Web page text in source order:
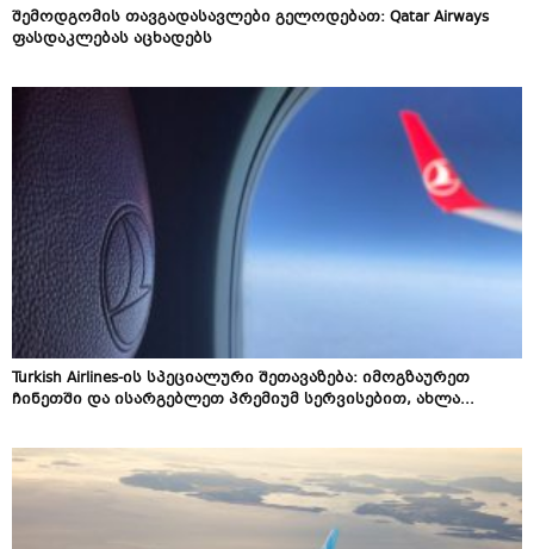
შემოდგომის თავგადასავლები გელოდებათ: Qatar Airways
ფასდაკლებას აცხადებს
Turkish Airlines-ის სპეციალური შეთავაზება: იმოგზაურეთ
ჩინეთში და ისარგებლეთ პრემიუმ სერვისებით, ახლა...